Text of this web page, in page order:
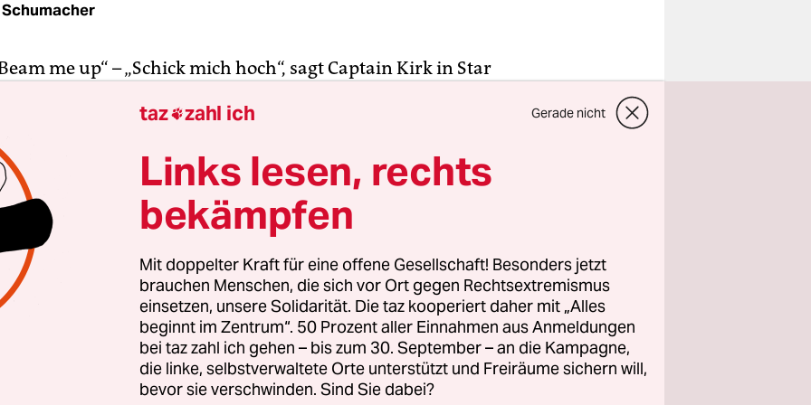
me up“ – „Schick mich hoch“, sagt Captain Kirk in Star
wird Kirk an einem Ort „entmaterialisiert“ und
zusammengesetzt. Booh ey oder Blödsinn? Für Tesla
ist Beamen eine Idee, mit der man sich durchaus
Erstmal arbeitet er aber an einem anderen Projekt:
Das Prinzip: Der Hyperloop soll Passagiere in
durch Magnet-Schwebetechnik in einer Röhre mit
Kilometer pro Stunde von San Francisco nach Los Angeles
Reisen soll dadurch schneller, günstiger und
werden.
nicht Milliarden von Forschungsgeldern investiert,
taz zahl ich Gerade nicht
Links lesen, rechts
bekämpfen
Mit doppelter Kraft für eine offene Gesellschaft! Besonders jetzt
brauchen Menschen, die sich vor Ort gegen Rechtsextremismus
einsetzen, unsere Solidarität. Die taz kooperiert daher mit „Alles
beginnt im Zentrum“. 50 Prozent aller Einnahmen aus Anmeldungen
bei taz zahl ich gehen – bis zum 30. September – an die Kampagne,
die linke, selbstverwaltete Orte unterstützt und Freiräume sichern will,
bevor sie verschwinden. Sind Sie dabei?